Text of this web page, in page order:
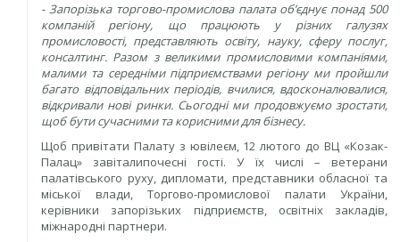
- Запорізька торгово-промислова палата об’єднує понад 500
компаній регіону, що працюють у різних галузях
промисловості, представляють освіту, науку, сферу послуг,
консалтинг. Разом з великими промисловими компаніями,
малими та середніми підприємствами регіону ми пройшли
багато відповідальних періодів, вчилися, вдосконалювалися,
відкривали нові ринки. Сьогодні ми продовжуємо зростати,
щоб бути сучасними та корисними для бізнесу.
Щоб привітати Палату з ювілеєм, 12 лютого до ВЦ «Козак-
Палац» завіталипочесні гості. У їх числі – ветерани
палатівського руху, дипломати, представники обласної та
міської влади, Торгово-промислової палати України,
керівники запорізьких підприємств, освітніх закладів,
міжнародні партнери.